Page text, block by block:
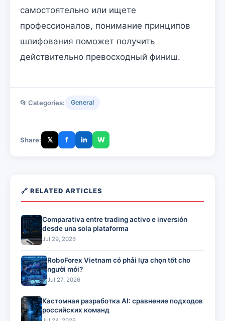
самостоятельно или ищете
профессионалов, понимание принципов
шлифования поможет получить
действительно превосходный финиш.
📂 Categories: General
Share: 𝕏 f in W
🔗 RELATED ARTICLES
Comparativa entre trading activo e inversión
desde una sola plataforma
Jul 29, 2026
RoboForex Vietnam có phải lựa chọn tốt cho
người mới?
Jul 27, 2026
Кастомная разработка AI: сравнение подходов
российских команд